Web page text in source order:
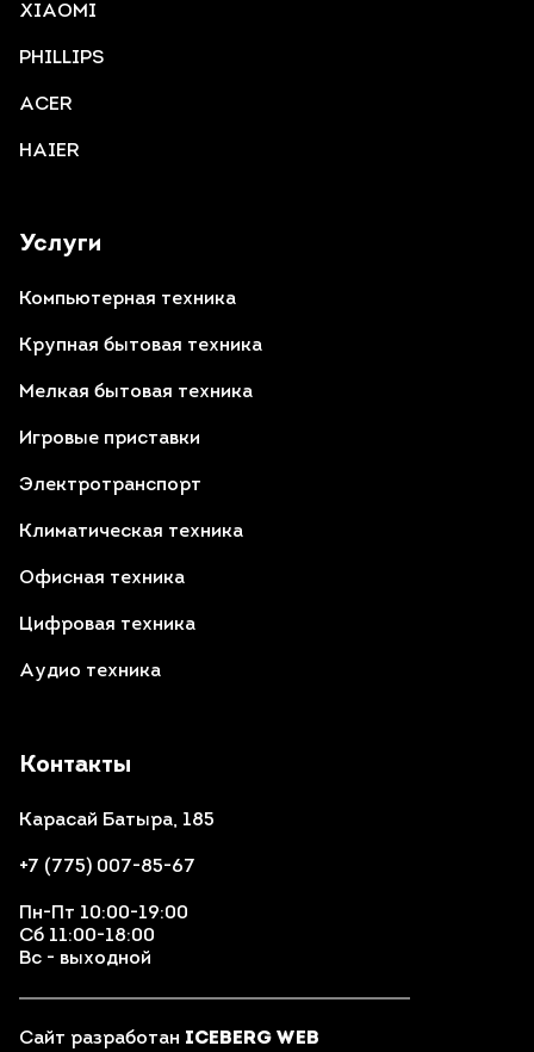
Контакты
Карасай Батыра, 185
+7 (775) 007-85-67
Пн-Пт 10:00-19:00
Сб 11:00-18:00
Вс - выходной
Сайт разработан ICEBERG WEB
Услуги
Компьютерная техника
Крупная бытовая техника
Мелкая бытовая техника
Игровые приставки
Электротранспорт
Климатическая техника
Офисная техника
Цифровая техника
Аудио техника
XIAOMI
PHILLIPS
ACER
HAIER